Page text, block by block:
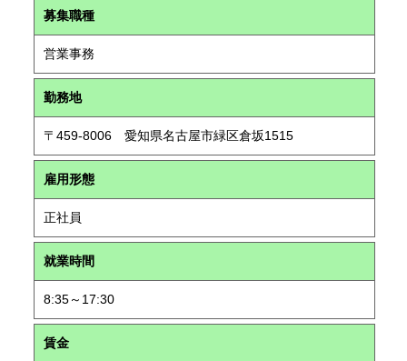
募集職種
営業事務
勤務地
〒459-8006 愛知県名古屋市緑区倉坂1515
雇用形態
正社員
就業時間
8:35～17:30
賃金